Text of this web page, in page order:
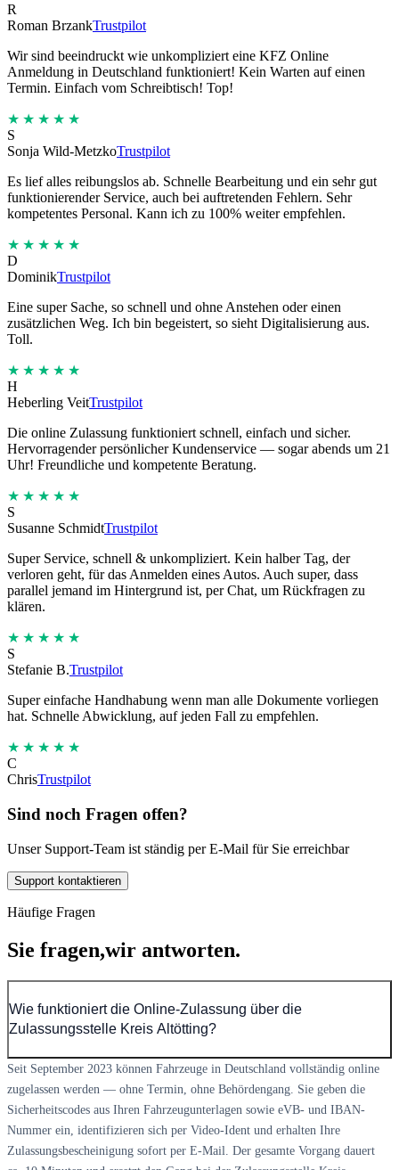
R
Roman BrzankTrustpilot
Wir sind beeindruckt wie unkompliziert eine KFZ Online
Anmeldung in Deutschland funktioniert! Kein Warten auf einen
Termin. Einfach vom Schreibtisch! Top!
★★★★★
S
Sonja Wild-MetzkoTrustpilot
Es lief alles reibungslos ab. Schnelle Bearbeitung und ein sehr gut
funktionierender Service, auch bei auftretenden Fehlern. Sehr
kompetentes Personal. Kann ich zu 100% weiter empfehlen.
★★★★★
D
DominikTrustpilot
Eine super Sache, so schnell und ohne Anstehen oder einen
zusätzlichen Weg. Ich bin begeistert, so sieht Digitalisierung aus.
Toll.
★★★★★
H
Heberling VeitTrustpilot
Die online Zulassung funktioniert schnell, einfach und sicher.
Hervorragender persönlicher Kundenservice — sogar abends um 21
Uhr! Freundliche und kompetente Beratung.
★★★★★
S
Susanne SchmidtTrustpilot
Super Service, schnell & unkompliziert. Kein halber Tag, der
verloren geht, für das Anmelden eines Autos. Auch super, dass
parallel jemand im Hintergrund ist, per Chat, um Rückfragen zu
klären.
★★★★★
S
Stefanie B.Trustpilot
Super einfache Handhabung wenn man alle Dokumente vorliegen
hat. Schnelle Abwicklung, auf jeden Fall zu empfehlen.
★★★★★
C
ChrisTrustpilot
Sind noch Fragen offen?
Unser Support-Team ist ständig per E-Mail für Sie erreichbar
Support kontaktieren
Häufige Fragen
Sie fragen,wir antworten.
Wie funktioniert die Online-Zulassung über die
Zulassungsstelle Kreis Altötting?
Seit September 2023 können Fahrzeuge in Deutschland vollständig online
zugelassen werden — ohne Termin, ohne Behördengang. Sie geben die
Sicherheitscodes aus Ihren Fahrzeugunterlagen sowie eVB- und IBAN-
Nummer ein, identifizieren sich per Video-Ident und erhalten Ihre
Zulassungsbescheinigung sofort per E-Mail. Der gesamte Vorgang dauert